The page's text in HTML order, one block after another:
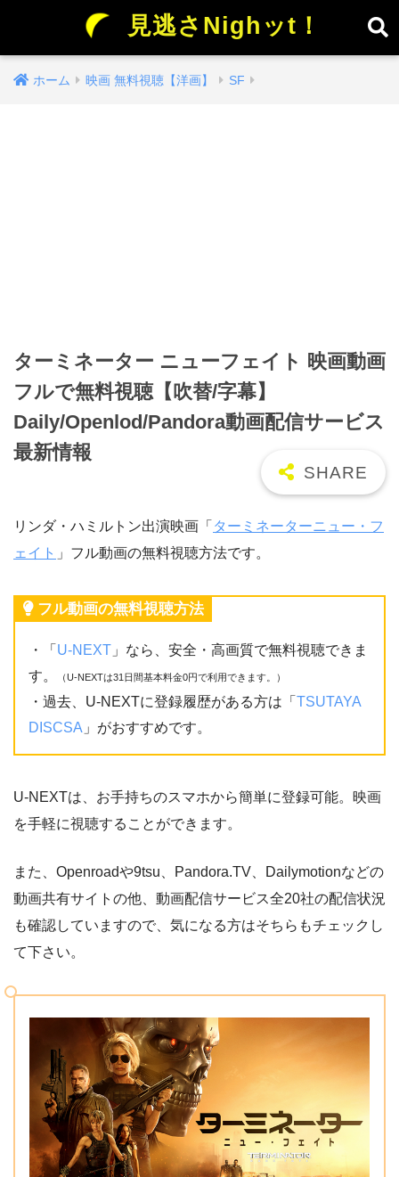
見逃さNighッt！
ホーム 映画 無料視聴【洋画】 SF
ターミネーター ニューフェイト 映画動画
フルで無料視聴【吹替/字幕】
Daily/Openlod/Pandora動画配信サービス
最新情報
リンダ・ハミルトン出演映画「 ターミネーターニュー・フ
ェイト 」フル動画の無料視聴方法です。
フル動画の無料視聴方法
・「 U-NEXT 」なら、安全・高画質で無料視聴できま
す。
（U-NEXTは31日間基本料金0円で利用できます。）
・過去、U-NEXTに登録履歴がある方は「 TSUTAYA
DISCSA 」がおすすめです。
U-NEXTは、お手持ちのスマホから簡単に登録可能。映画
を手軽に視聴することができます。
また、Openroadや9tsu、Pandora.TV、Dailymotionなどの
動画共有サイトの他、動画配信サービス全20社の配信状況
も確認していますので、気になる方はそちらもチェックし
て下さい。